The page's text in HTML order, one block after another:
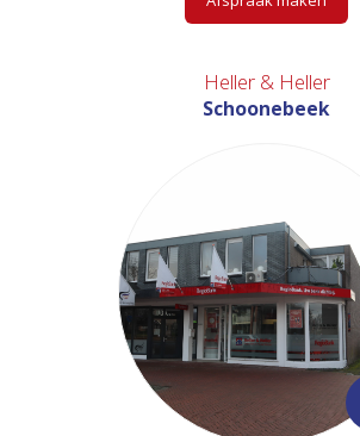
Heller & Heller
Schoonebeek